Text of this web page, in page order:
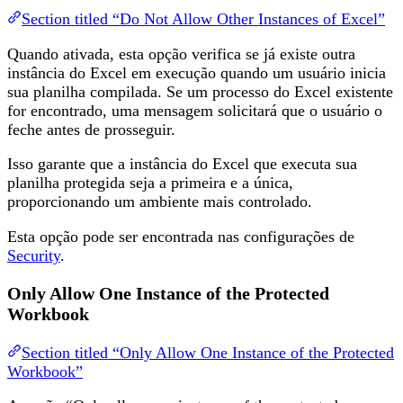
Section titled “Do Not Allow Other Instances of Excel”
Quando ativada, esta opção verifica se já existe outra
instância do Excel em execução quando um usuário inicia
sua planilha compilada. Se um processo do Excel existente
for encontrado, uma mensagem solicitará que o usuário o
feche antes de prosseguir.
Isso garante que a instância do Excel que executa sua
planilha protegida seja a primeira e a única,
proporcionando um ambiente mais controlado.
Esta opção pode ser encontrada nas configurações de
Security.
Only Allow One Instance of the Protected
Workbook
Section titled “Only Allow One Instance of the Protected
Workbook”